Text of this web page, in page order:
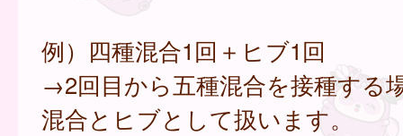
例）四種混合1回＋ヒブ1回
→2回目から五種混合を接種する
混合とヒブとして扱います。